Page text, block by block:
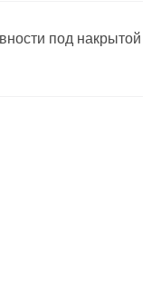
под накрытой